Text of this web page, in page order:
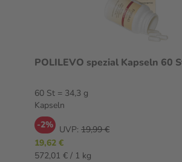
POLILEVO spezial Kapseln 60
60 St = 34,3 g
Kapseln
-2% UVP: 19,99 €
19,62 €
572,01 € / 1 kg